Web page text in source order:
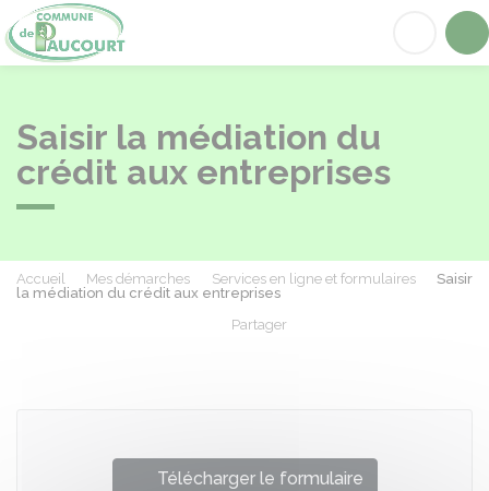
Saisir la médiation du
crédit aux entreprises
Accueil Mes démarches Services en ligne et formulaires
Saisir
la médiation du crédit aux entreprises
Partager
Télécharger le formulaire